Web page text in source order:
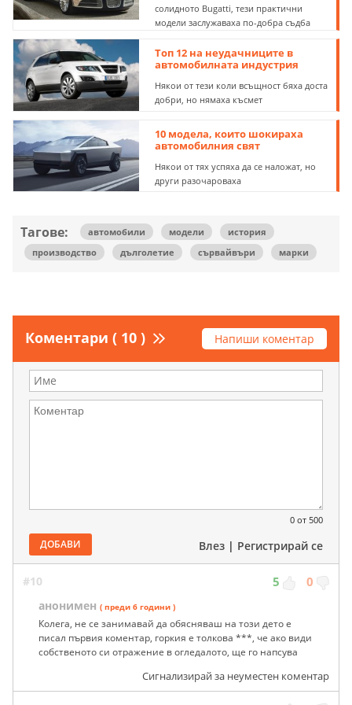
От най-малкия Mercedes до най-
солидното Bugatti, тези практични
Топ 12 на неудачниците в
автомобилната индустрия
Някои от тези коли всъщност бяха доста
10 модела, които шокираха
автомобилния свят
Някои от тях успяха да се наложат, но
Тагове: автомобили модели
история
Коментари ( 10 ) Напиши коментар
от 500
ДОБАВИ Влез|Регистрирай се
#10
анонимен ( преди 6 години )
Колега, не се занимавай да обясняваш на този дето е
писал първия коментар, горкия е толкова ***, че ако види
собственото си отражение в огледалото, ще го напсува
Сигнализирай за неуместен коментар